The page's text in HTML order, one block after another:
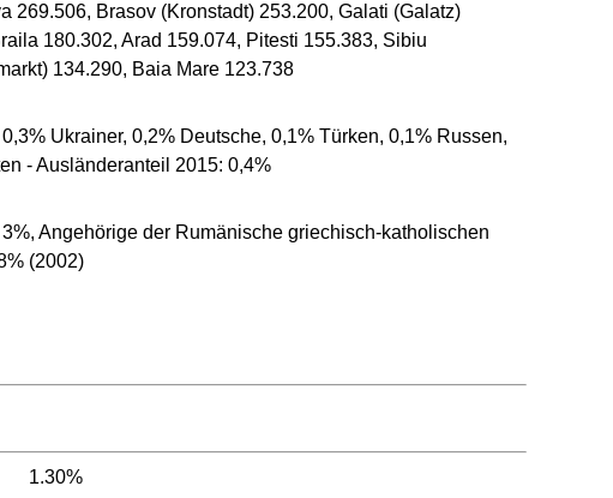
269.506, Brasov (Kronstadt) 253.200, Galati (Galatz)
180.302, Arad 159.074, Pitesti 155.383, Sibiu
134.290, Baia Mare 123.738
Ukrainer, 0,2% Deutsche, 0,1% Türken, 0,1% Russen,
- Ausländeranteil 2015: 0,4%
Angehörige der Rumänische griechisch-katholischen
(2002)
1.30%